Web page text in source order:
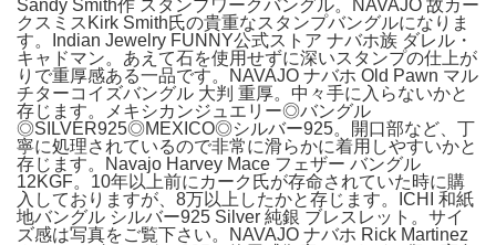
Sandy Smith作 スタンプワークバングル。NAVAJO 故カー
クスミスKirk Smith氏の貴重なスタンプバングルになりま
す。Indian Jewelry FUNNY公式ストア ナバホ族 ダレル・
キャドマン。あえて石を使用せずに深いスタンプの仕上が
りで重厚感ある一品です。NAVAJO ナバホ Old Pawn マル
チターコイズバングル 大判 重厚。中々手に入らないかと
存じます。メキシカンジュエリー◎バングル
◎SILVER925◎MEXICO◎シルバー925。開口部など、丁
寧に処理されているので非常に滑らかに着用しやすいかと
存じます。Navajo Harvey Mace フェザー バングル
12KGF。10年以上前にカーク氏が存命されていた時に購
入しておりますが、8万以上したかと存じます。ICHI 和紙
地バングル シルバー925 Silver 純銀 ブレスレット。サイ
ズ感は写真をご覧下さい。NAVAJO ナバホ Rick Martinez